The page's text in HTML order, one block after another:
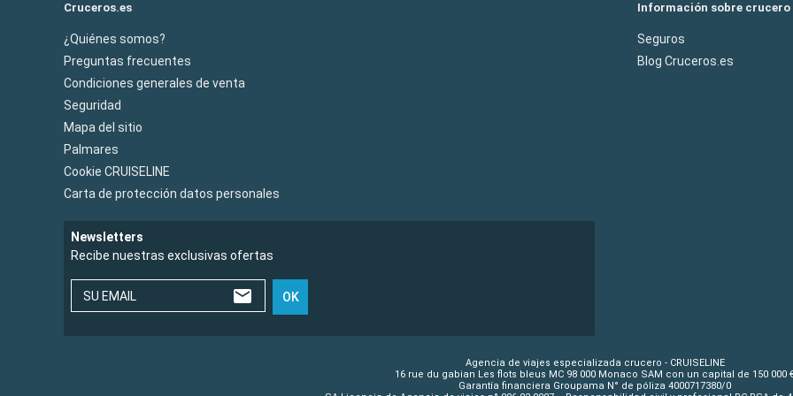
Cruceros.es
¿Quiénes somos?
Preguntas frecuentes
Condiciones generales de venta
Seguridad
Mapa del sitio
Palmares
Cookie CRUISELINE
Carta de protección datos personales
Información sobre crucero
Seguros
Blog Cruceros.es
Newsletters
Recibe nuestras exclusivas ofertas
SU EMAIL OK
Agencia de viajes especializada crucero - CRUISELINE
16 rue du gabian Les flots bleus MC 98 000 Monaco SAM con un capital de 150 000
Garantía financiera Groupama N° de póliza 4000717380/0